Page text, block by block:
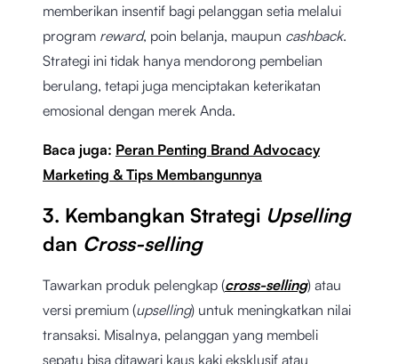
memberikan insentif bagi pelanggan setia melalui
program reward, poin belanja, maupun cashback.
Strategi ini tidak hanya mendorong pembelian
berulang, tetapi juga menciptakan keterikatan
emosional dengan merek Anda.
Baca juga: Peran Penting Brand Advocacy
Marketing & Tips Membangunnya
3. Kembangkan Strategi Upselling
dan Cross-selling
Tawarkan produk pelengkap (cross-selling) atau
versi premium (upselling) untuk meningkatkan nilai
transaksi. Misalnya, pelanggan yang membeli
sepatu bisa ditawari kaus kaki eksklusif atau